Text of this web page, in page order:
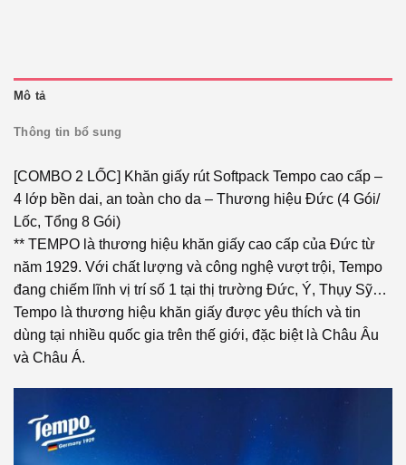
Mô tả
Thông tin bổ sung
[COMBO 2 LỐC] Khăn giấy rút Softpack Tempo cao cấp –
4 lớp bền dai, an toàn cho da – Thương hiệu Đức (4 Gói/
Lốc, Tổng 8 Gói)
** TEMPO là thương hiệu khăn giấy cao cấp của Đức từ
năm 1929. Với chất lượng và công nghệ vượt trội, Tempo
đang chiếm lĩnh vị trí số 1 tại thị trường Đức, Ý, Thụy Sỹ…
Tempo là thương hiệu khăn giấy được yêu thích và tin
dùng tại nhiều quốc gia trên thế giới, đặc biệt là Châu Âu
và Châu Á.